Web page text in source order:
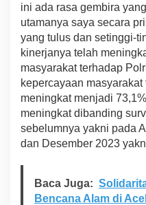
S
e
l
a
m
t
H
U
T
B
h
a
n
ini ada rasa gembira
utamanya saya secara
yang tulus dan setinggi-
kinerjanya telah
masyarakat terhadap
kepercayaan
meningkat menjadi
meningkat dibanding
sebelumnya yakni pada
dan Desember 2023
Baca Juga:
Bencana Alam di